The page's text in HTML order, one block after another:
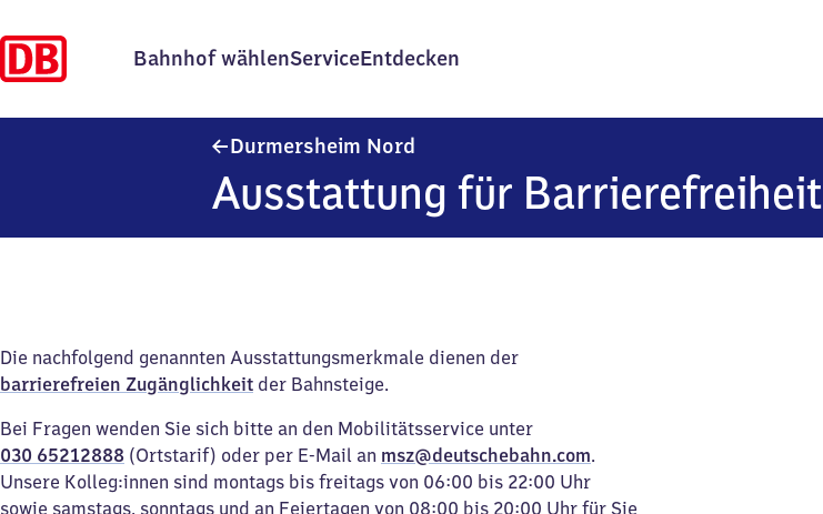
Bahnhof wählenServiceEntdecken
Durmersheim Nord
Ausstattung für Barrierefreiheit
Die nachfolgend genannten Ausstattungsmerkmale dienen der
barrierefreien Zugänglichkeit der Bahnsteige.
Bei Fragen wenden Sie sich bitte an den Mobilitätsservice unter
030 65212888 (Ortstarif) oder per E-Mail an msz@deutschebahn.com.
Unsere Kolleg:innen sind montags bis freitags von 06:00 bis 22:00 Uhr
sowie samstags, sonntags und an Feiertagen von 08:00 bis 20:00 Uhr für Sie